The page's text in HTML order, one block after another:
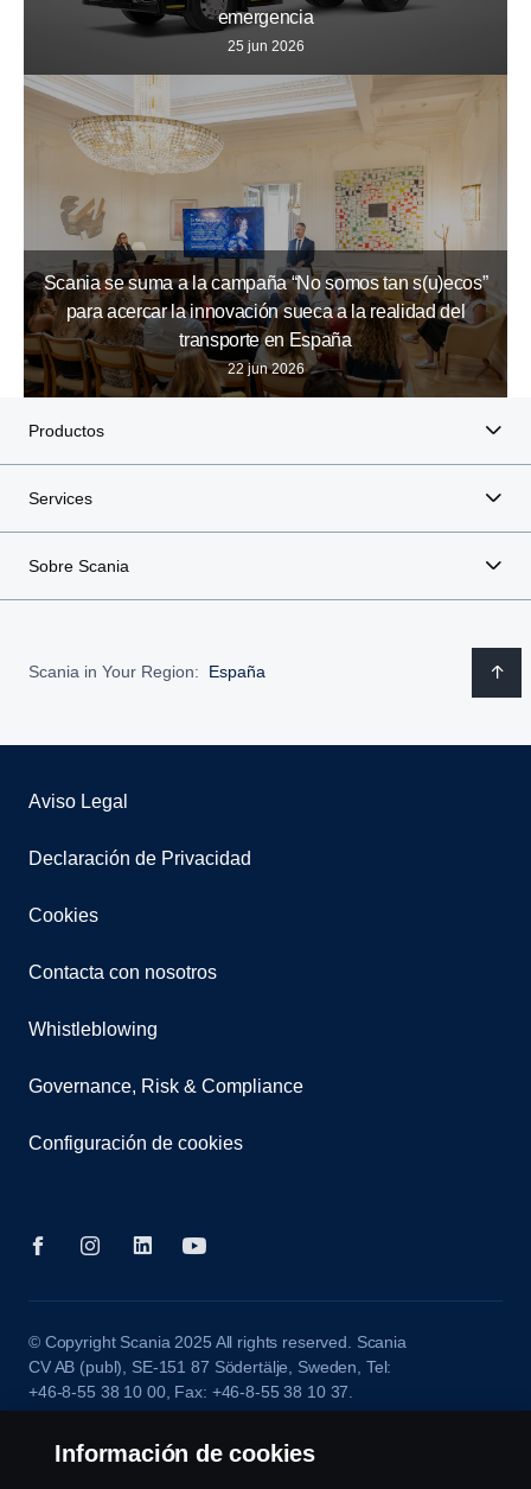
emergencia
25 jun 2026
Scania se suma a la campaña “No somos tan s(u)ecos”
para acercar la innovación sueca a la realidad del
transporte en España
22 jun 2026
Productos
Services
Sobre Scania
Scania in Your Region: España
Aviso Legal
Declaración de Privacidad
Cookies
Contacta con nosotros
Whistleblowing
Governance, Risk & Compliance
Configuración de cookies
© Copyright Scania 2025 All rights reserved. Scania
CV AB (publ), SE-151 87 Södertälje, Sweden, Tel:
+46-8-55 38 10 00, Fax: +46-8-55 38 10 37.
Información de cookies